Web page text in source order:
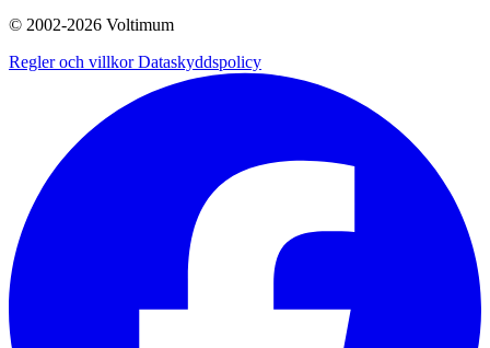
© 2002-2026 Voltimum
Regler och villkorDataskyddspolicy